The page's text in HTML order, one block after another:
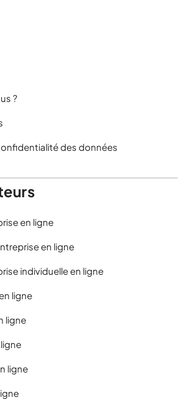
?
des données
en ligne
en ligne
individuelle en ligne
ligne
ligne
ligne